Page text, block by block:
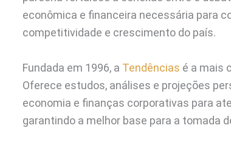
econômica e financeira necessária para
competitividade e crescimento do país.
Fundada em 1996, a Tendências é a mais
Oferece estudos, análises e projeções
economia e finanças corporativas para
garantindo a melhor base para a tomada